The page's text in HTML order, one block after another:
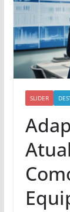
SLIDER